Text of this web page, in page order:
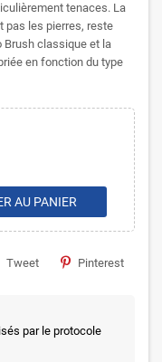
tenaces. La
pas les pierres, reste
Brush classique et la
en fonction du type
AU PANIER
Tweet Pinterest
par le protocole